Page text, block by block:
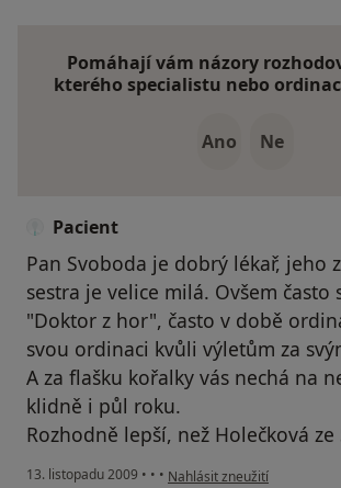
Pomáhají vám názory
kterého specialistu nebo
Ano Ne
Pacient
Pan Svoboda je dobrý lékař, jeho
sestra je velice milá. Ovšem často
"Doktor z hor", často v době
svou ordinaci kvůli výletům za
A za flašku kořalky vás nechá na
klidně i půl roku.
Rozhodně lepší, než Holečková ze
13. listopadu 2009 • • • podle názoru uživatele
Nahlásit zneužití